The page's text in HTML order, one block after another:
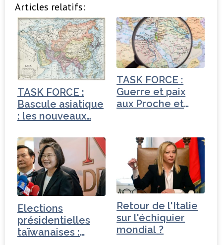
c
e
b
o
o
k
it
t
e
r
k
e
dI
n
ta
g
e
r
Articles relatifs:
TASK FORCE :
Bascule asiatique
: les nouveaux…
TASK FORCE :
Guerre et paix
aux Proche et
Elections
présidentielles
taïwanaises :
Retour de l'Italie
sur l'échiquier
mondial ?